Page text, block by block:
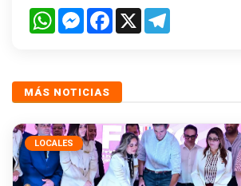
WhatsAppMessengerFacebook
X
MÁS NOTICIAS
LOCALES